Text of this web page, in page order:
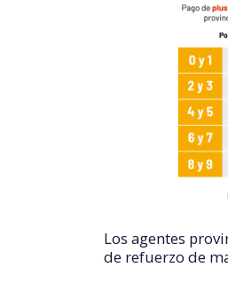
Los agentes
de refuerzo de